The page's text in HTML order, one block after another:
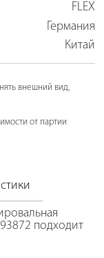
FLEX
Германия
Китай
внешний вид,
от партии
подходит
покрытий, не